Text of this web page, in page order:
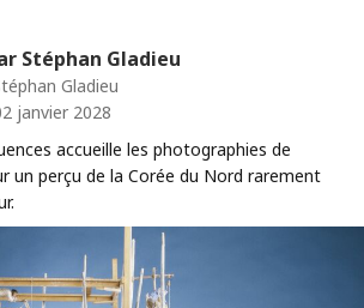
Stéphan Gladieu
Gladieu
janvier 2028
accueille les photographies de
un perçu de la Corée du Nord rarement